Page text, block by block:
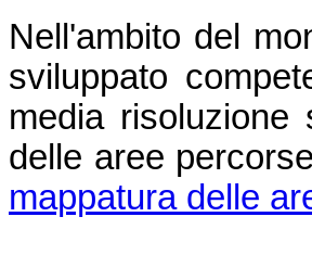
Nell'ambito del
sviluppato
media
delle aree
mappatura delle